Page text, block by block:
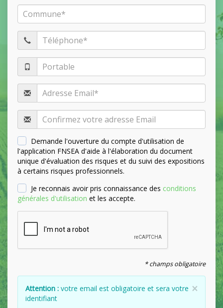
Demande l'ouverture du compte d'utilisation de
l'application FNSEA d'aide à l'élaboration du document
unique d'évaluation des risques et du suivi des expositions
à certains risques professionnels.
Je reconnais avoir pris connaissance des conditions
générales d'utilisation et les accepte.
* champs obligatoire
×
Attention : votre email est obligatoire et sera votre
identifiant